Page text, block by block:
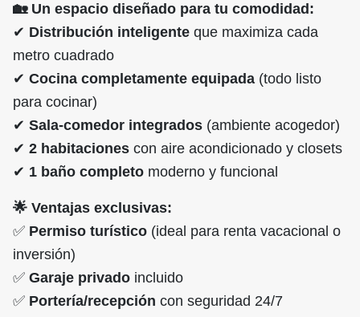
🏡 Un espacio diseñado para tu comodidad:
✔ Distribución inteligente que maximiza cada
metro cuadrado
✔ Cocina completamente equipada (todo listo
para cocinar)
✔ Sala-comedor integrados (ambiente acogedor)
✔ 2 habitaciones con aire acondicionado y closets
✔ 1 baño completo moderno y funcional
🌟 Ventajas exclusivas:
✅ Permiso turístico (ideal para renta vacacional o
inversión)
✅ Garaje privado incluido
✅ Portería/recepción con seguridad 24/7